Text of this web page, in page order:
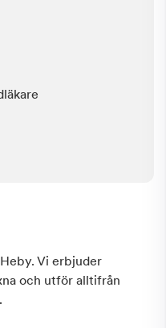
Vi erbjuder
och utför alltifrån